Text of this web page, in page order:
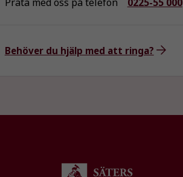
Behöver du hjälp med att ringa?
går inte att
över huvud